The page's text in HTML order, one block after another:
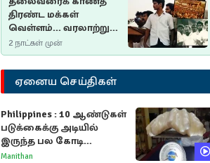
திரண்ட மக்கள்
வெள்ளம்... வரலாற்றுச்
சிறப்புமிக்க சுதுமலைப்
பிரகடனம்…
2 நாட்கள் முன்
ஏனைய செய்திகள்
Philippines : 10 ஆண்டுகள்
படுக்கைக்கு அடியில்
இருந்த பல கோடி
மதிப்புள்ள அரிய முத்து!
Manithan